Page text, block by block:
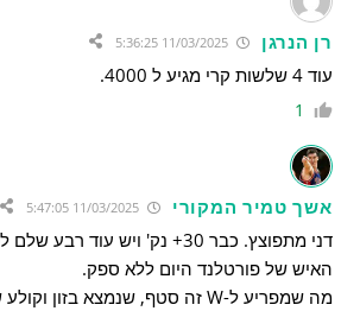
רן הנרגן 11/03/2025 5:36:25
עוד 4 שלשות קרי מגיע ל 4000.
1
אשך טמיר המקורי
דני מתפוצץ. כבר 30+ נק' ויש עוד רבע שלם לפנינו.
האיש של פורטלנד היום ללא ספק.
מה שמפריע ל-W זה סטף, שנמצא בזון וקולע שלשות מופרכות.